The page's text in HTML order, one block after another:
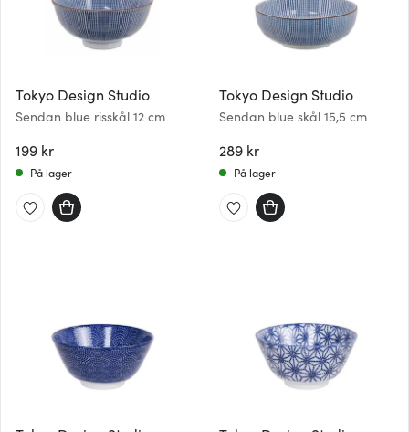
Tokyo Design Studio
Sendan blue risskål 12 cm
199 kr
På lager
Tokyo Design Studio
Sendan blue skål 15,5 cm
289 kr
På lager